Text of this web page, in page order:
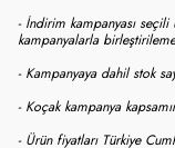
- İndirim kampanyası seçili
kampanyalarla
- Kampanyaya dahil stok
- Koçak kampanya
- Ürün fiyatları Türkiye